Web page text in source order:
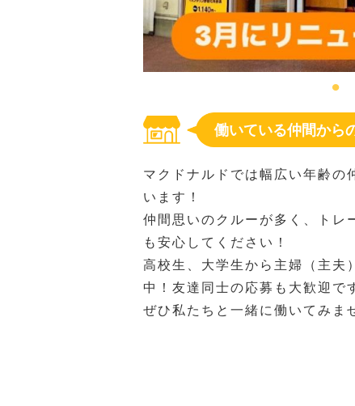
働いている仲間から
マクドナルドでは幅広い年齢の
います！
仲間思いのクルーが多く、トレ
も安心してください！
高校生、大学生から主婦（主夫
中！友達同士の応募も大歓迎で
ぜひ私たちと一緒に働いてみま